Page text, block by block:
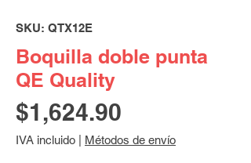
SKU: QTX12E
Boquilla doble punta
QE Quality
$1,624.90
IVA incluido Métodos de envío